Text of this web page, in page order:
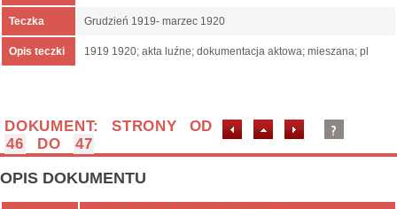
Teczka Grudzień 1919- marzec 1920
Opis teczki 1919 1920; akta luźne; dokumentacja aktowa; mieszana; pl
DOKUMENT: STRONY OD
46
DO 47
OPIS DOKUMENTU